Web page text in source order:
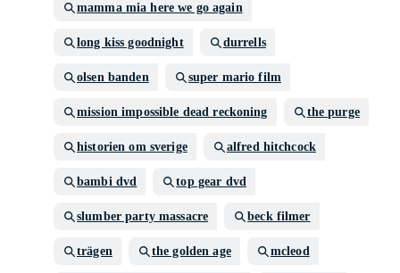
mamma mia here we go again
long kiss goodnight durrells
olsen banden super mario film
mission impossible dead reckoning the purge
historien om sverige alfred hitchcock
bambi dvd top gear dvd
slumber party massacre beck filmer
trägen the golden age mcleod